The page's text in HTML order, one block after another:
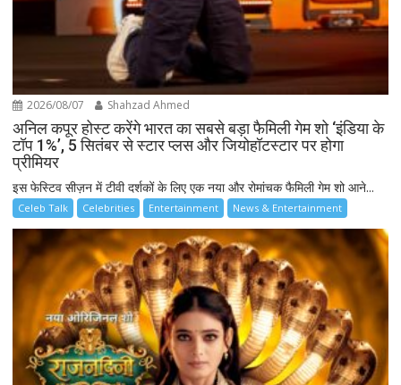
2026/08/07 Shahzad Ahmed
अनिल कपूर होस्ट करेंगे भारत का सबसे बड़ा फैमिली गेम शो ‘इंडिया के
टॉप 1%’, 5 सितंबर से स्टार प्लस और जियोहॉटस्टार पर होगा
प्रीमियर
इस फेस्टिव सीज़न में टीवी दर्शकों के लिए एक नया और रोमांचक फैमिली गेम शो आने...
Celeb Talk Celebrities Entertainment News & Entertainment